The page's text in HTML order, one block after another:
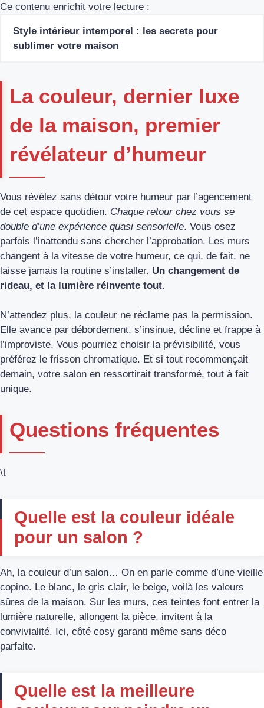
Ce contenu enrichit votre lecture :
Style intérieur intemporel : les secrets pour
sublimer votre maison
La couleur, dernier luxe
de la maison, premier
révélateur d’humeur
Vous révélez sans détour votre humeur par l’agencement
de cet espace quotidien. Chaque retour chez vous se
double d’une expérience quasi sensorielle. Vous osez
parfois l’inattendu sans chercher l’approbation. Les murs
changent à la vitesse de votre humeur, ce qui, de fait, ne
laisse jamais la routine s’installer. Un changement de
rideau, et la lumière réinvente tout.
N’attendez plus, la couleur ne réclame pas la permission.
Elle avance par débordement, s’insinue, décline et frappe à
l’improviste. Vous pourriez choisir la prévisibilité, vous
préférez le frisson chromatique. Et si tout recommençait
demain, votre salon en ressortirait transformé, tout à fait
unique.
Questions fréquentes
\t
Quelle est la couleur idéale
pour un salon ?
Ah, la couleur d’un salon… On en parle comme d’une vieille
copine. Le blanc, le gris clair, le beige, voilà les valeurs
sûres de la maison. Sur les murs, ces teintes font entrer la
lumière naturelle, allongent la pièce, invitent à la
convivialité. Ici, côté cosy garanti même sans déco
parfaite.
Quelle est la meilleure